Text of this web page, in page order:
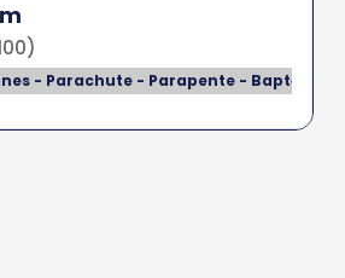
- Parachute - Parapente - Baptême